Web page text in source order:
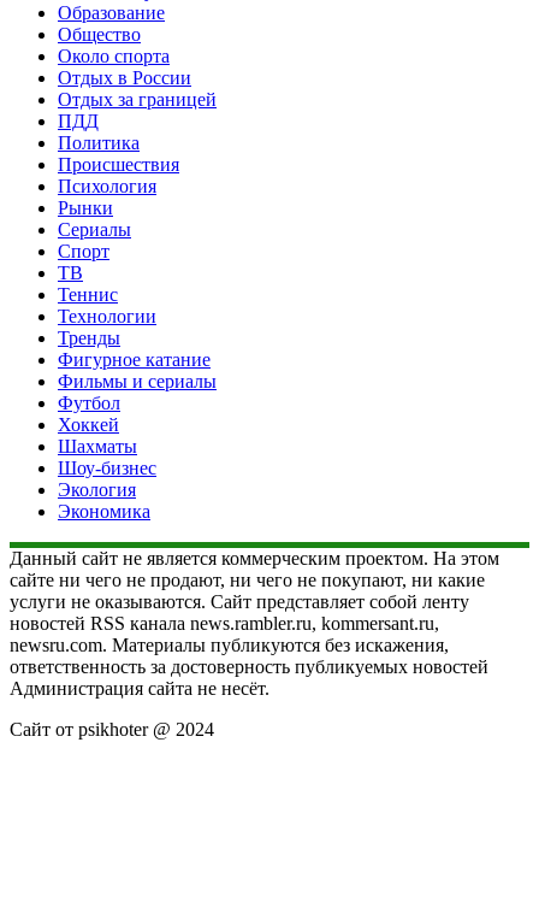
Образование
Общество
Около спорта
Отдых в России
Отдых за границей
ПДД
Политика
Происшествия
Психология
Рынки
Сериалы
Спорт
ТВ
Теннис
Технологии
Тренды
Фигурное катание
Фильмы и сериалы
Футбол
Хоккей
Шахматы
Шоу-бизнес
Экология
Экономика
Данный сайт не является коммерческим проектом. На этом
сайте ни чего не продают, ни чего не покупают, ни какие
услуги не оказываются. Сайт представляет собой ленту
новостей RSS канала news.rambler.ru, kommersant.ru,
newsru.com. Материалы публикуются без искажения,
ответственность за достоверность публикуемых новостей
Администрация сайта не несёт.
Сайт от psikhoter @ 2024